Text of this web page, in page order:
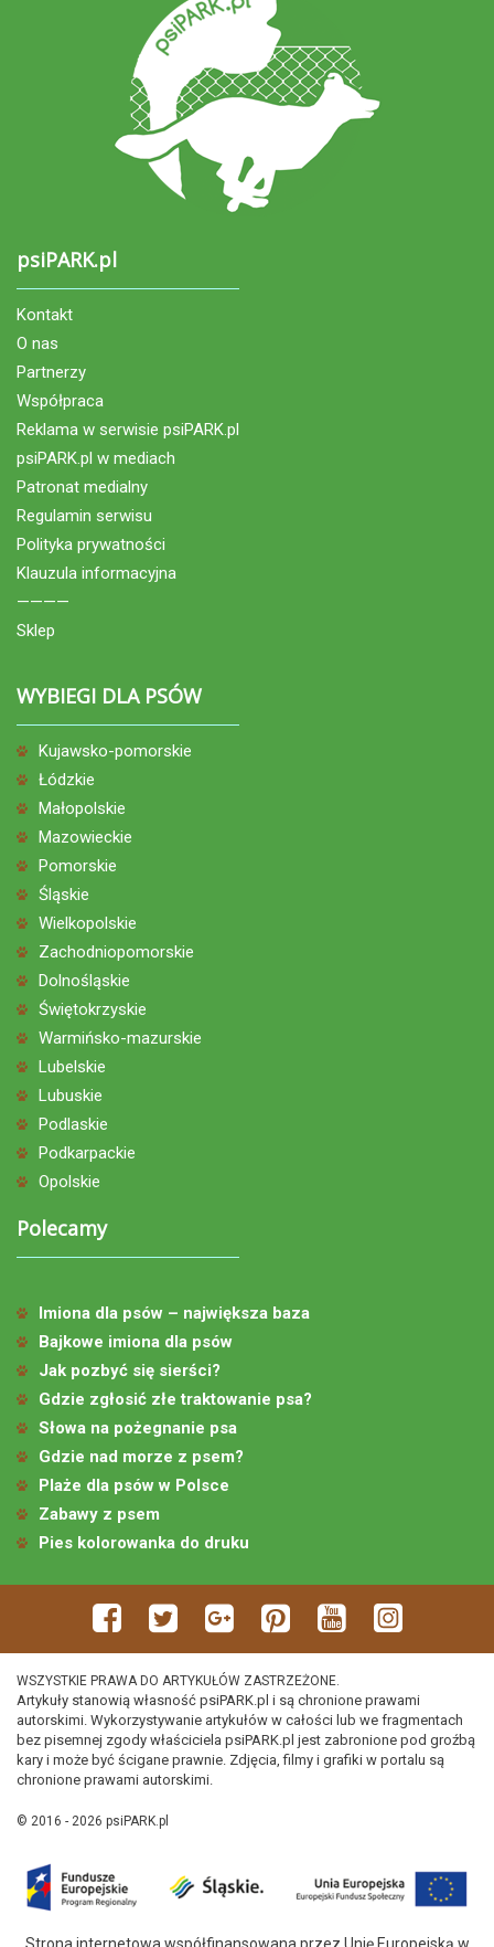
psiPARK.pl
Kontakt
O nas
Partnerzy
Współpraca
Reklama w serwisie psiPARK.pl
psiPARK.pl w mediach
Patronat medialny
Regulamin serwisu
Polityka prywatności
Klauzula informacyjna
————
Sklep
WYBIEGI DLA PSÓW
Kujawsko-pomorskie
Łódzkie
Małopolskie
Mazowieckie
Pomorskie
Śląskie
Wielkopolskie
Zachodniopomorskie
Dolnośląskie
Świętokrzyskie
Warmińsko-mazurskie
Lubelskie
Lubuskie
Podlaskie
Podkarpackie
Opolskie
Polecamy
Imiona dla psów – największa baza
Bajkowe imiona dla psów
Jak pozbyć się sierści?
Gdzie zgłosić złe traktowanie psa?
Słowa na pożegnanie psa
Gdzie nad morze z psem?
Plaże dla psów w Polsce
Zabawy z psem
Pies kolorowanka do druku
WSZYSTKIE PRAWA DO ARTYKUŁÓW ZASTRZEŻONE.
Artykuły stanowią własność psiPARK.pl i są chronione prawami
autorskimi. Wykorzystywanie artykułów w całości lub we fragmentach
bez pisemnej zgody właściciela psiPARK.pl jest zabronione pod groźbą
kary i może być ścigane prawnie. Zdjęcia, filmy i grafiki w portalu są
chronione prawami autorskimi.
© 2016 - 2026 psiPARK.pl